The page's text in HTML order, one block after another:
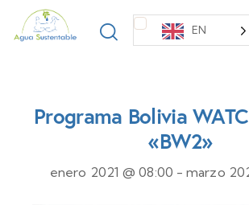
EN
Programa Bolivia
«BW2»
enero 2021 @ 08:00 -marzo